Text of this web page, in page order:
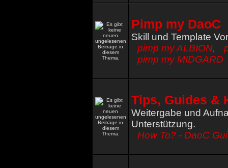
Pimp my DaoC
Skill und Template
pimp my ALBION,
pimp my MIDGARD
Tips, Guides &
Weitergabe und
Unterstützung.
How To? - DaoC